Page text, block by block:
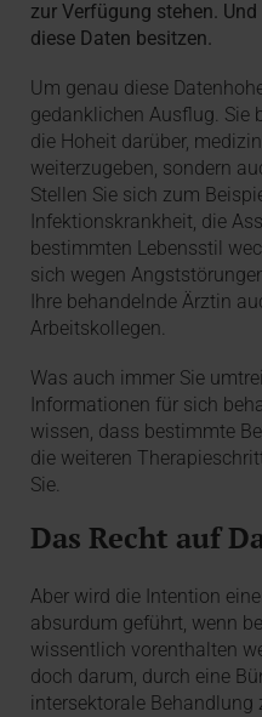
zur Verfügung stehen.
diese Daten besitzen.
Um genau diese
gedanklichen Ausflug.
die Hoheit darüber,
weiterzugeben, sondern
Stellen Sie sich zum
Infektionskrankheit, die
bestimmten Lebensstil
sich wegen
Ihre behandelnde Ärztin
Arbeitskollegen.
Was auch immer Sie
Informationen für sich
wissen, dass bestimmte
die weiteren
Sie.
Das Recht auf
Aber wird die Intention
absurdum geführt, wenn
wissentlich vorenthalten
doch darum, durch eine
intersektorale Behandlung